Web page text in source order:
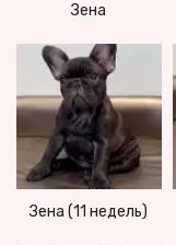
Зена
Зена (11 недель)